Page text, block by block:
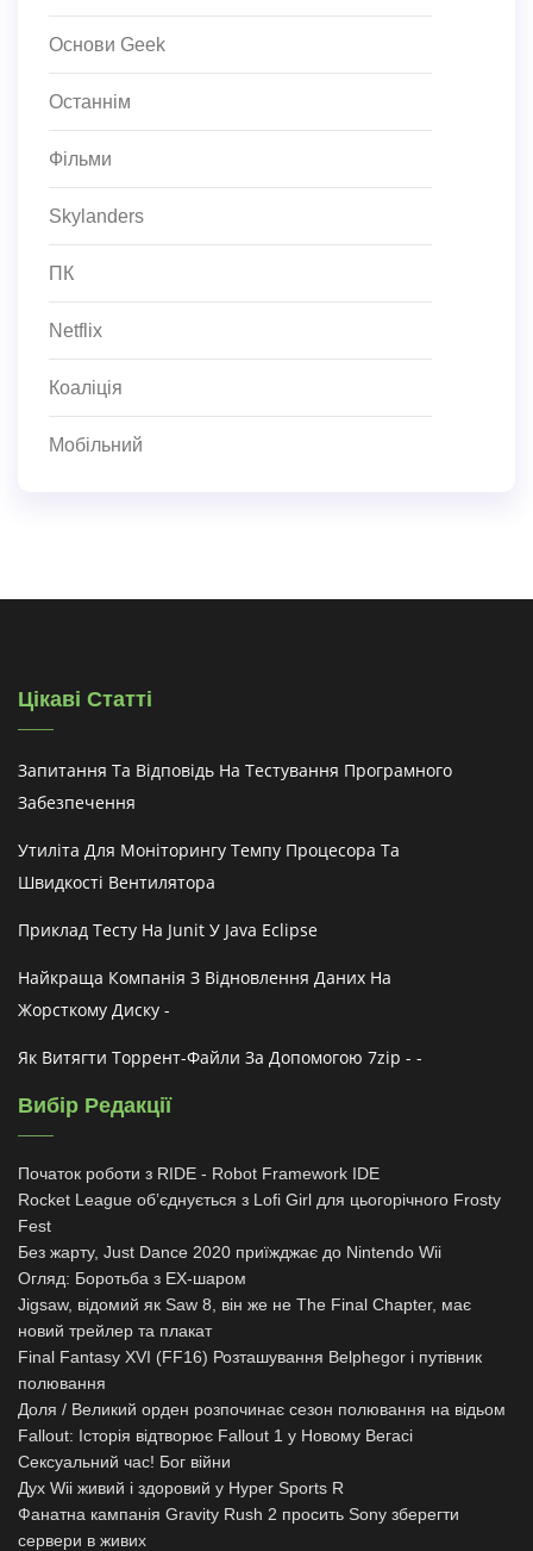
Основи Geek
Останнім
Фільми
Skylanders
ПК
Netflix
Коаліція
Мобільний
Цікаві Статті
Запитання Та Відповідь На Тестування Програмного
Забезпечення
Утиліта Для Моніторингу Темпу Процесора Та
Швидкості Вентилятора
Приклад Тесту На Junit У Java Eclipse
Найкраща Компанія З Відновлення Даних На
Жорсткому Диску -
Як Витягти Торрент-Файли За Допомогою 7zip - -
Вибір Редакції
Початок роботи з RIDE - Robot Framework IDE
Rocket League об’єднується з Lofi Girl для цьогорічного Frosty
Fest
Без жарту, Just Dance 2020 приїжджає до Nintendo Wii
Огляд: Боротьба з EX-шаром
Jigsaw, відомий як Saw 8, він же не The Final Chapter, має
новий трейлер та плакат
Final Fantasy XVI (FF16) Розташування Belphegor і путівник
полювання
Доля / Великий орден розпочинає сезон полювання на відьом
Fallout: Історія відтворює Fallout 1 у Новому Вегасі
Сексуальний час! Бог війни
Дух Wii живий і здоровий у Hyper Sports R
Фанатна кампанія Gravity Rush 2 просить Sony зберегти
сервери в живих